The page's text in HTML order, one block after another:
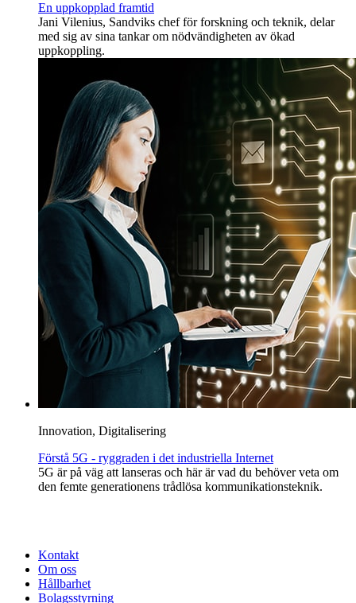
En uppkopplad framtid
Jani Vilenius, Sandviks chef för forskning och teknik, delar
med sig av sina tankar om nödvändigheten av ökad
uppkoppling.
Innovation, Digitalisering
Förstå 5G - ryggraden i det industriella Internet
5G är på väg att lanseras och här är vad du behöver veta om
den femte generationens trådlösa kommunikationsteknik.
Kontakt
Om oss
Hållbarhet
Bolagsstyrning